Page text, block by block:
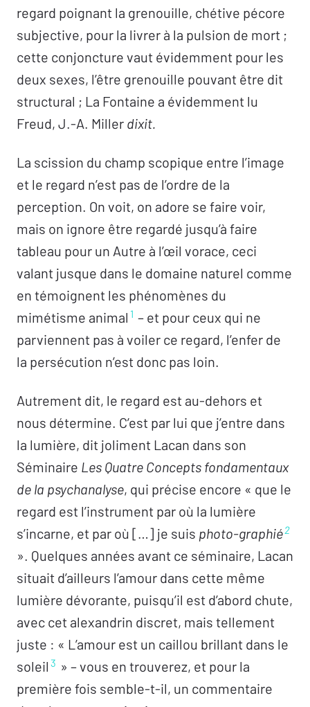
L’amour est un caillou riant dans le soleil –
France Jaigu
Entretien
Le regard et La Chambre claire de Roland
Barthes – Éric Marty
L’autisme pour tous
L’autiste cherche une garantie dans l’ordre
des choses –Jean-Claude Maleval
« L’oubli, ça permet d’inventer » –Isabelle
Magne
L’arroseur arrosé : un premier consentement
à l’aliénation –Camilo Ramirez
Scotch-motion –Léna Burger
Une manière de faire monde –Thomas Roïc
Discussions avec Ligia Gorini, Éric Laurent,
Virginie Leblanc-Roïc,
Isabelle Orrado, Yves-Claude Stavy, Angèle
Terrier
Études
Le fantasme dans la perversion –Hervé
Castanet
L’objet du fantasme dans les perversions –
Alfredo Zenoni
Pierre Rivière entre deux morts –Isadora
Escossia
Thèse
L’infini en une lettre –Dominique Corpelet
regard poignant la grenouille, chétive pécore
subjective, pour la livrer à la pulsion de mort ;
cette conjoncture vaut évidemment pour les
deux sexes, l’être grenouille pouvant être dit
structural ; La Fontaine a évidemment lu
Freud, J.-A. Miller dixit.
La scission du champ scopique entre l’image
et le regard n’est pas de l’ordre de la
perception. On voit, on adore se faire voir,
mais on ignore être regardé jusqu’à faire
tableau pour un Autre à l’œil vorace, ceci
valant jusque dans le domaine naturel comme
en témoignent les phénomènes du
mimétisme animal 1 – et pour ceux qui ne
parviennent pas à voiler ce regard, l’enfer de
la persécution n’est donc pas loin.
Autrement dit, le regard est au-dehors et
nous détermine. C’est par lui que j’entre dans
la lumière, dit joliment Lacan dans son
Séminaire Les Quatre Concepts fondamentaux
de la psychanalyse, qui précise encore « que le
regard est l’instrument par où la lumière
s’incarne, et par où […] je suis photo-graphié2
». Quelques années avant ce séminaire, Lacan
situait d’ailleurs l’amour dans cette même
lumière dévorante, puisqu’il est d’abord chute,
avec cet alexandrin discret, mais tellement
juste : « L’amour est un caillou brillant dans le
soleil 3 » – vous en trouverez, et pour la
première fois semble-t-il, un commentaire